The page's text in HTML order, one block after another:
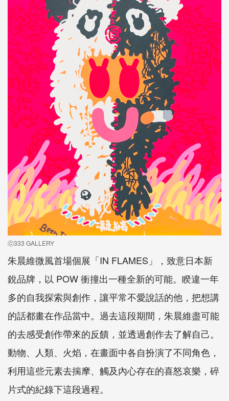
ⓒ333 GALLERY
朱晨維微風首場個展「IN FLAMES」，致意日本新
銳品牌，以 POW 衝撞出一種全新的可能。睽違一年
多的自我探索與創作，讓平常不愛說話的他，把想講
的話都畫在作品當中。過去這段期間，朱晨維盡可能
的去感受創作帶來的反饋，並透過創作去了解自己。
動物、人類、火焰，在畫面中各自扮演了不同角色，
利用這些元素去揣摩、觸及內心存在的喜怒哀樂，碎
片式的紀錄下這段過程。